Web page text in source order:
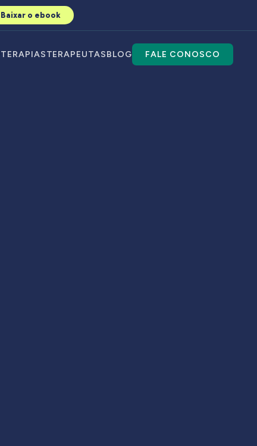
TERAPIASTERAPEUTASBLOG FALE CONOSCO
Baixar o ebook